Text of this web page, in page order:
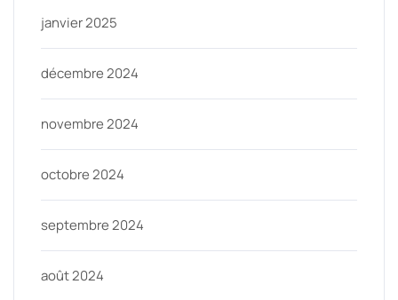
janvier 2025
décembre 2024
novembre 2024
octobre 2024
septembre 2024
août 2024